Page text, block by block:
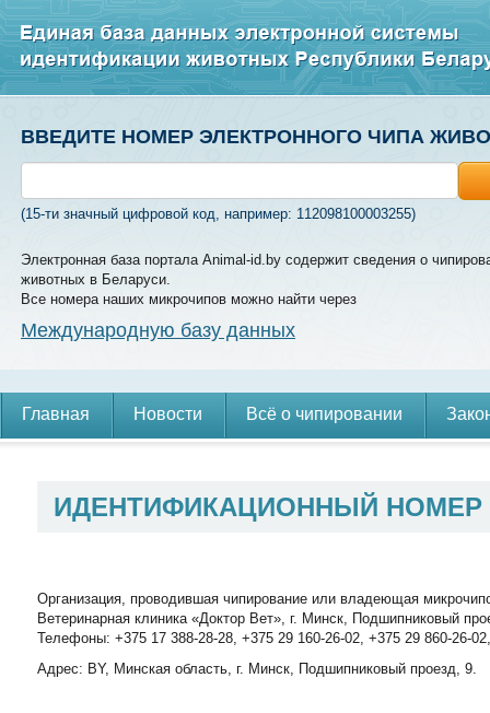
ВВЕДИТЕ НОМЕР ЭЛЕКТРОННОГО ЧИПА
(15-ти значный цифровой код, например: 112098100003255)
Электронная база портала Animal-id.by содержит сведения о
животных в Беларуси.
Все номера наших микрочипов можно найти через
Международную базу данных
Главная Новости Всё о чипировании
ИДЕНТИФИКАЦИОННЫЙ
Организация, проводившая чипирование или владеющая
Ветеринарная клиника «Доктор Вет», г. Минск, Подшипниковый
Телефоны: +375 17 388-28-28, +375 29 160-26-02, +375 29 860-26-
Адрес: BY, Минская область, г. Минск, Подшипниковый проезд, 9.